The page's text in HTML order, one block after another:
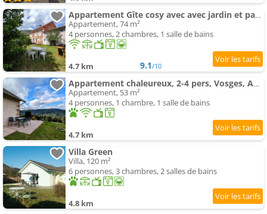
Appartement Gîte cosy avec avec jardin et parking privatifs - Hautes Vosges
Appartement, 74 m²
4 personnes, 2 chambres, 1 salle de bains
4.7 km 9.1/10
Appartement chaleureux, 2-4 pers, Vosges, Animaux admis - FR-1-589-685
Appartement, 53 m²
4 personnes, 1 chambre, 1 salle de bains
4.7 km
Villa Green
Villa, 120 m²
6 personnes, 3 chambres, 2 salles de bains
4.8 km